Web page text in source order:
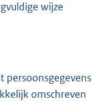
wijze
persoonsgegevens
omschreven